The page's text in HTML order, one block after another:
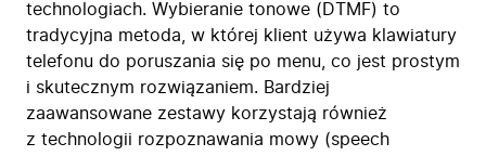
technologiach. Wybieranie tonowe (DTMF) to
tradycyjna metoda, w której klient używa klawiatury
telefonu do poruszania się po menu, co jest prostym
i skutecznym rozwiązaniem. Bardziej
zaawansowane zestawy korzystają również
z technologii rozpoznawania mowy (speech